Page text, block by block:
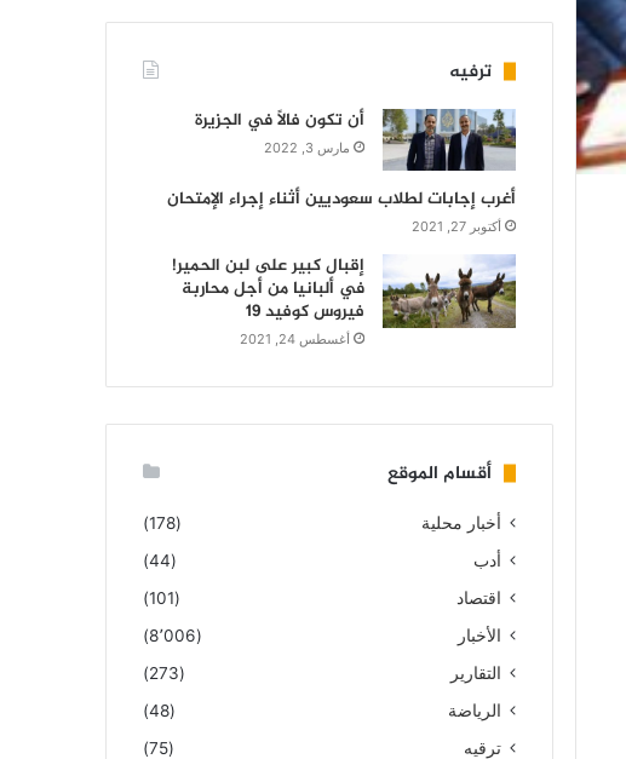
ترفيه
أن تكون فالاً في الجزيرة
مارس 3, 2022
أغرب إجابات لطلاب سعوديين أثناء إجراء الإمتحان
أكتوبر 27, 2021
إقبال كبير على لبن الحمير!
في ألبانيا من أجل محاربة
فيروس كوفيد 19
أغسطس 24, 2021
أقسام الموقع
أخبار محلية
(178)
أدب
(44)
اقتصاد
(101)
الأخبار
(8٬006)
التقارير
(273)
الرياضة
(48)
ترقيه
(75)